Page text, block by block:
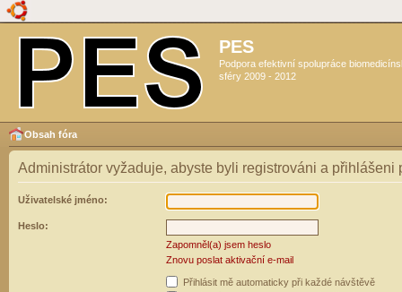
PES
Podpora efektivní spolupráce
sféry 2009 - 2012
Obsah fóra
Administrátor vyžaduje, abyste byli registrováni a přihlášeni
Uživatelské jméno:
Heslo:
Zapomněl(a) jsem heslo
Znovu poslat aktivační e-mail
Přihlásit mě automaticky při každé návštěvě